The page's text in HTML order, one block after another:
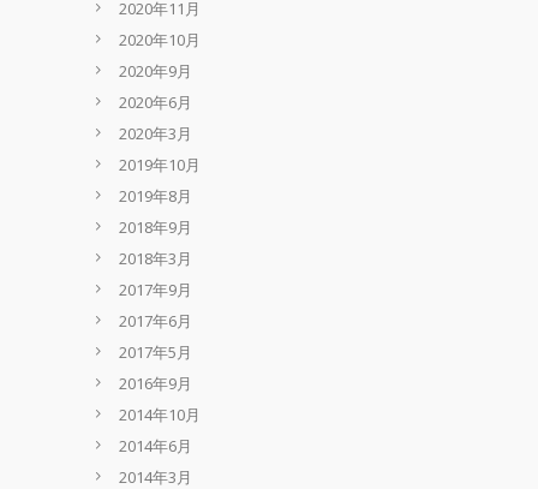
2020年11月
2020年10月
2020年9月
2020年6月
2020年3月
2019年10月
2019年8月
2018年9月
2018年3月
2017年9月
2017年6月
2017年5月
2016年9月
2014年10月
2014年6月
2014年3月